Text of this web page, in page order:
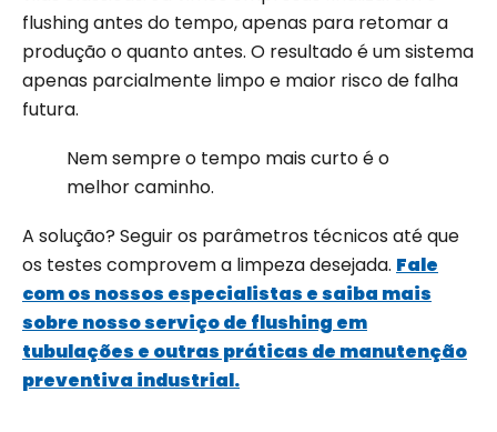
flushing antes do tempo, apenas para retomar a
produção o quanto antes. O resultado é um sistema
apenas parcialmente limpo e maior risco de falha
futura.
Nem sempre o tempo mais curto é o
melhor caminho.
A solução? Seguir os parâmetros técnicos até que
os testes comprovem a limpeza desejada. Fale
com os nossos especialistas e saiba mais
sobre nosso serviço de flushing em
tubulações e outras práticas de manutenção
preventiva industrial.